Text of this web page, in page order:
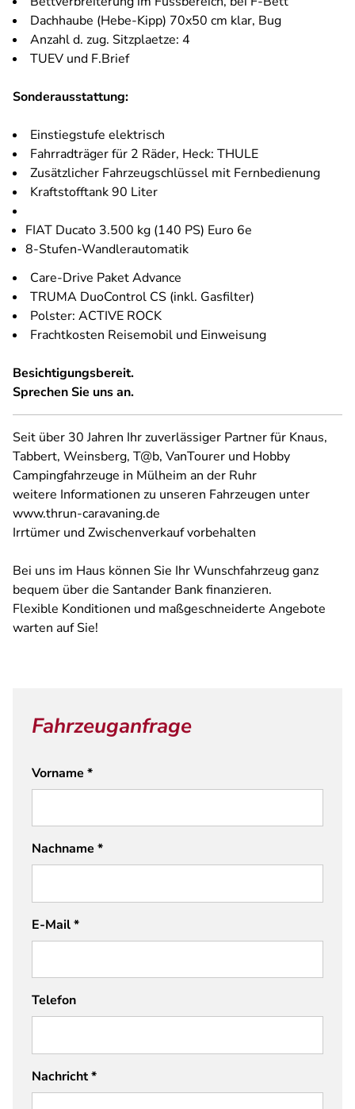
Dachhaube (Hebe-Kipp) 70x50 cm klar, Bug
Anzahl d. zug. Sitzplaetze: 4
TUEV und F.Brief
Sonderausstattung:
Einstiegstufe elektrisch
Fahrradträger für 2 Räder, Heck: THULE
Zusätzlicher Fahrzeugschlüssel mit Fernbedienung
Kraftstofftank 90 Liter
FIAT Ducato 3.500 kg (140 PS) Euro 6e
8-Stufen-Wandlerautomatik
Care-Drive Paket Advance
TRUMA DuoControl CS (inkl. Gasfilter)
Polster: ACTIVE ROCK
Frachtkosten Reisemobil und Einweisung
Besichtigungsbereit.
Sprechen Sie uns an.
Seit über 30 Jahren Ihr zuverlässiger Partner für Knaus,
Tabbert, Weinsberg, T@b, VanTourer und Hobby
Campingfahrzeuge in Mülheim an der Ruhr
weitere Informationen zu unseren Fahrzeugen unter
www.thrun-caravaning.de
Irrtümer und Zwischenverkauf vorbehalten
Bei uns im Haus können Sie Ihr Wunschfahrzeug ganz
bequem über die Santander Bank finanzieren.
Flexible Konditionen und maßgeschneiderte Angebote
warten auf Sie!
Fahrzeuganfrage
Vorname *
Nachname *
E-Mail*
Telefon
Nachricht*